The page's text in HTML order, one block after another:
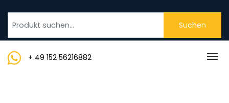
Suchen
+ 49 152 56216882